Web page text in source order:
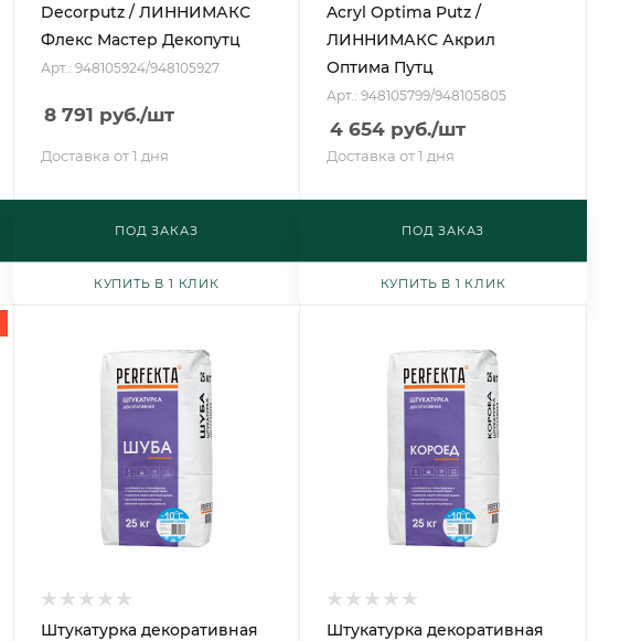
Decorputz / ЛИННИМАКС
Флекс Мастер Декопутц
Арт.: 948105924/948105927
8 791 руб./шт
Доставка от 1 дня
ПОД ЗАКАЗ
КУПИТЬ В 1 КЛИК
Acryl Optima Putz /
ЛИННИМАКС Акрил
Оптима Путц
Арт.: 948105799/948105805
4 654 руб./шт
Доставка от 1 дня
ПОД ЗАКАЗ
КУПИТЬ В 1 КЛИК
Штукатурка декоративная
Штукатурка декоративная